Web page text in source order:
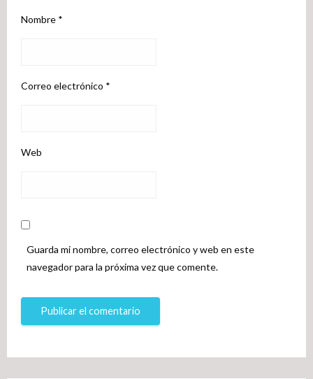
Nombre *
Correo electrónico *
Web
Guarda mi nombre, correo electrónico y web en este
navegador para la próxima vez que comente.